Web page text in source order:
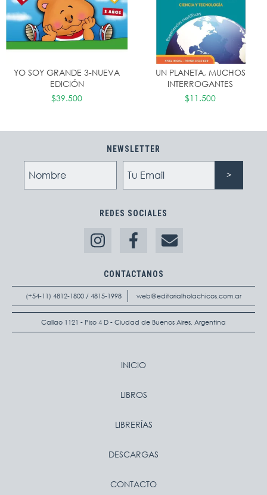
YO SOY GRANDE 3-NUEVA
EDICIÓN
$39.500
UN PLANETA, MUCHOS
INTERROGANTES
$11.500
NEWSLETTER
REDES SOCIALES
CONTACTANOS
(+54-11) 4812-1800 / 4815-1998 web@editorialholachicos.com.ar
Callao 1121 - Piso 4 D - Ciudad de Buenos Aires, Argentina
INICIO
LIBROS
LIBRERÍAS
DESCARGAS
CONTACTO